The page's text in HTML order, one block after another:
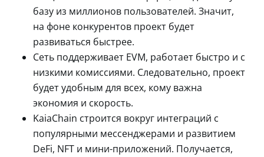
базу из миллионов пользователей. Значит,
на фоне конкурентов проект будет
развиваться быстрее.
Сеть поддерживает EVM, работает быстро и с
низкими комиссиями. Следовательно, проект
будет удобным для всех, кому важна
экономия и скорость.
KaiaChain строится вокруг интеграций с
популярными мессенджерами и развитием
DeFi, NFT и мини-приложений. Получается,